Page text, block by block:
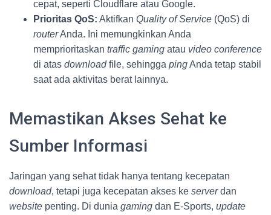
cepat, seperti Cloudflare atau Google.
Prioritas QoS: Aktifkan Quality of Service (QoS) di
routerAnda. Ini memungkinkan Anda
memprioritaskan traffic gaming atau video conference
di atas downloadfile, sehingga pingAnda tetap stabil
saat ada aktivitas berat lainnya.
Memastikan Akses Sehat ke
Sumber Informasi
Jaringan yang sehat tidak hanya tentang kecepatan
download, tetapi juga kecepatan akses ke serverdan
website penting. Di dunia gaming dan E-Sports, update